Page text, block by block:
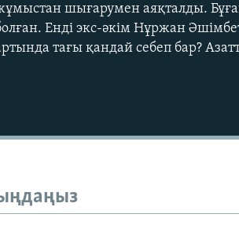
шығарумен аяқталды.
Енді экс-әкім Нұржан
тағы қандай себеп бар?